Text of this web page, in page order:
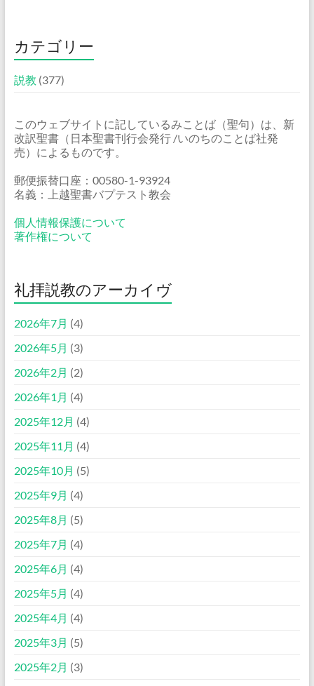
カテゴリー
説教 (377)
このウェブサイトに記しているみことば（聖句）は、新
改訳聖書（日本聖書刊行会発行 /いのちのことば社発
売）によるものです。
郵便振替口座：00580-1-93924
名義：上越聖書バプテスト教会
個人情報保護について
著作権について
礼拝説教のアーカイヴ
2026年7月 (4)
2026年5月 (3)
2026年2月 (2)
2026年1月 (4)
2025年12月 (4)
2025年11月 (4)
2025年10月 (5)
2025年9月 (4)
2025年8月 (5)
2025年7月 (4)
2025年6月 (4)
2025年5月 (4)
2025年4月 (4)
2025年3月 (5)
2025年2月 (3)